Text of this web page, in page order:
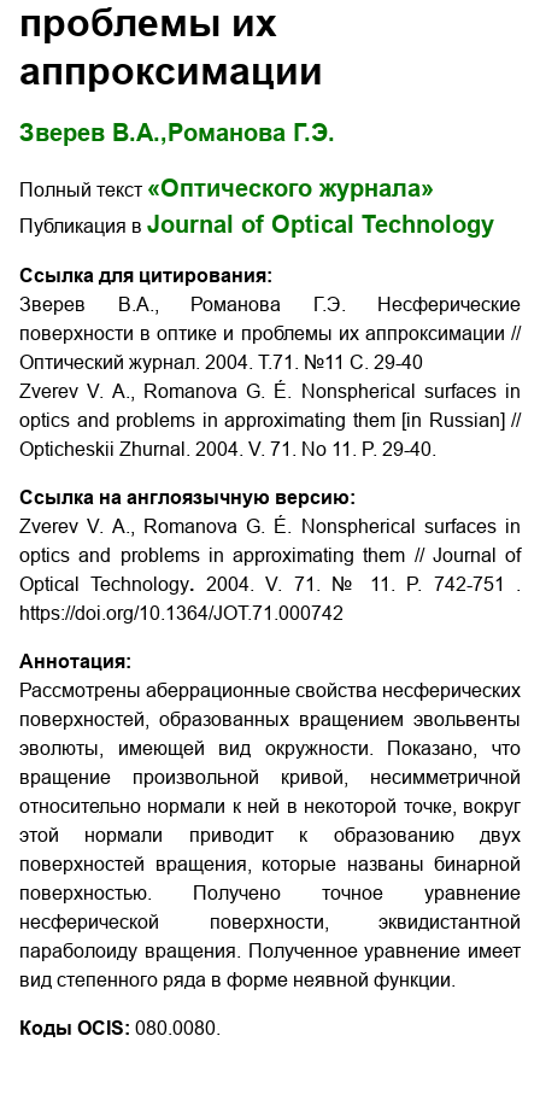
проблемы их
аппроксимации
Зверев В.А., Романова Г.Э.
Полный текст «Оптического журнала»
Публикация в Journal of Optical Technology
Ссылка для цитирования:
Зверев В.А., Романова Г.Э. Несферические
поверхности в оптике и проблемы их аппроксимации //
Оптический журнал. 2004. Т.71. №11 С. 29-40
Zverev V. A., Romanova G. É. Nonspherical surfaces in
optics and problems in approximating them [in Russian] //
Opticheskii Zhurnal. 2004. V. 71. No 11. P. 29-40.
Ссылка на англоязычную версию:
Zverev V. A., Romanova G. É. Nonspherical surfaces in
optics and problems in approximating them // Journal of
Optical Technology. 2004. V. 71. № 11. P. 742-751
https://doi.org/10.1364/JOT.71.000742
Аннотация:
Рассмотрены аберрационные свойства несферических
поверхностей, образованных вращением эвольвенты
эволюты, имеющей вид окружности. Показано, что
вращение произвольной кривой, несимметричной
относительно нормали к ней в некоторой точке, вокруг
этой нормали приводит к образованию двух
поверхностей вращения, которые названы бинарной
поверхностью. Получено точное уравнение
несферической поверхности, эквидистантной
параболоиду вращения. Полученное уравнение имеет
вид степенного ряда в форме неявной функции.
Коды OCIS: 080.0080.